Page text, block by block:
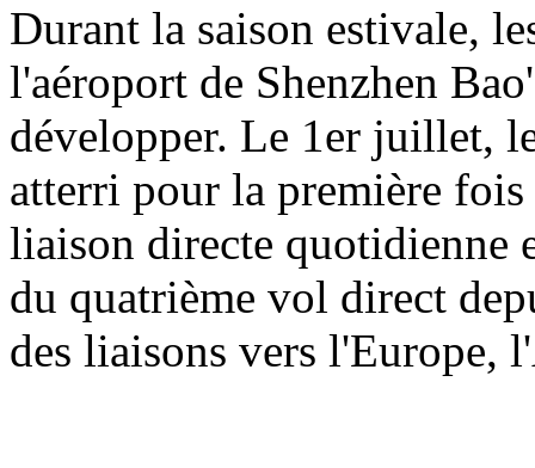
Durant la saison estivale,
l'aéroport de Shenzhen
développer. Le 1er juillet,
atterri pour la première
liaison directe quotidienne
du quatrième vol direct
des liaisons vers l'Europe,